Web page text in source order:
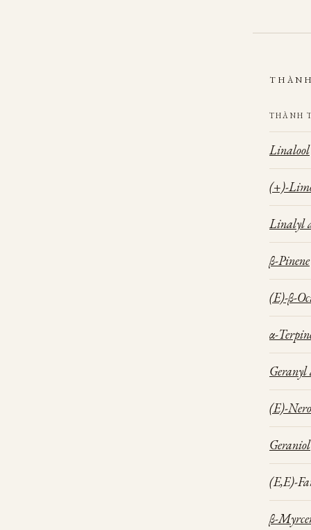
THÀNH
Linalool
(+)-
Linalyl
β-Pinene
(E)-β-
α-
Geranyl
(E)-
Geraniol
(E,E)-
β-